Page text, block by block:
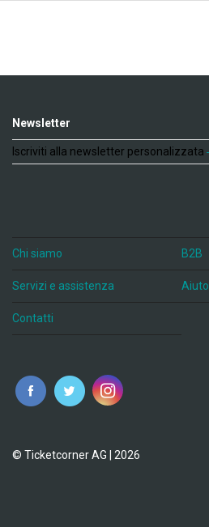
Newsletter
Iscriviti alla newsletter personalizzata
Chi siamo B2B
Servizi e assistenza Aiuto
Contatti
© Ticketcorner AG | 2026